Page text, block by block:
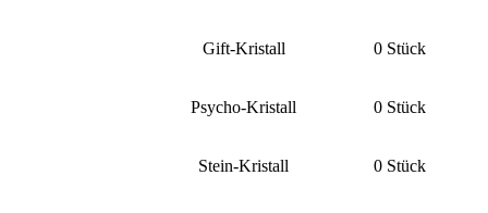
Gift-Kristall 0 Stück
Psycho-Kristall 0 Stück
Stein-Kristall 0 Stück